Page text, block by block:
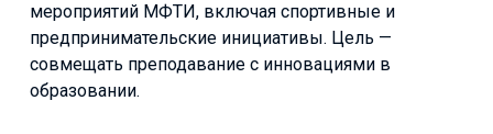
мероприятий МФТИ, включая спортивные и
предпринимательские инициативы. Цель —
совмещать преподавание с инновациями в
образовании.